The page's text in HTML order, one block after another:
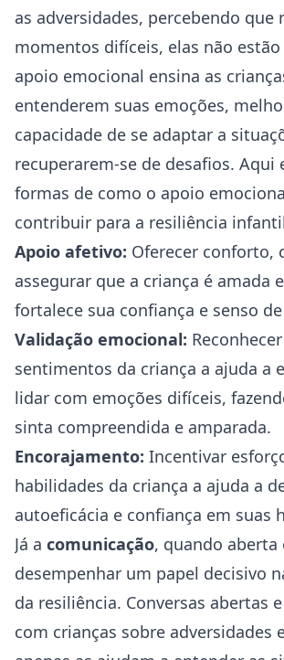
as adversidades, percebendo que
momentos difíceis, elas não estão
apoio emocional ensina as
entenderem suas emoções,
capacidade de se adaptar a
recuperarem-se de desafios. Aqui
formas de como o apoio
contribuir para a resiliência
Apoio afetivo: Oferecer conforto,
assegurar que a criança é amada
fortalece sua confiança e senso
Validação emocional:
sentimentos da criança a ajuda a
lidar com emoções difíceis,
sinta compreendida e amparada.
Encorajamento: Incentivar
habilidades da criança a ajuda a
autoeficácia e confiança em suas
Já a comunicação, quando aberta
desempenhar um papel decisivo
da resiliência. Conversas abertas
com crianças sobre adversidades